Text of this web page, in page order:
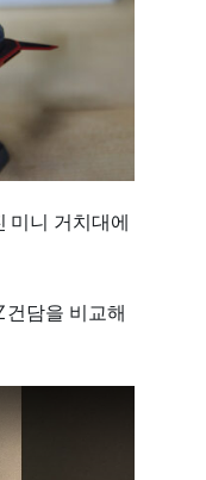
미니 거치대에
담을 비교해